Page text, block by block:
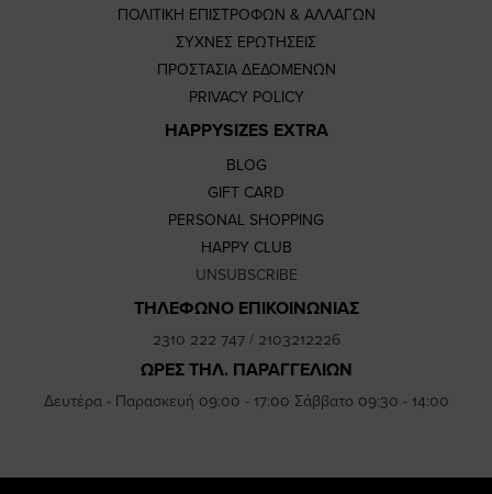
ΠΟΛΙΤΙΚΗ ΕΠΙΣΤΡΟΦΩΝ & ΑΛΛΑΓΩΝ
ΣΥΧΝΕΣ ΕΡΩΤΗΣΕΙΣ
ΠΡΟΣΤΑΣΙΑ ΔΕΔΟΜΕΝΩΝ
PRIVACY POLICY
HAPPYSIZES EXTRA
BLOG
GIFT CARD
PERSONAL SHOPPING
HAPPY CLUB
UNSUBSCRIBE
ΤΗΛΕΦΩΝΟ ΕΠΙΚΟΙΝΩΝΙΑΣ
2310 222 747/ 2103212226
ΩΡΕΣ ΤΗΛ. ΠΑΡΑΓΓΕΛΙΩΝ
Δευτέρα - Παρασκευή 09:00 - 17:00 Σάββατο 09:30 - 14:00